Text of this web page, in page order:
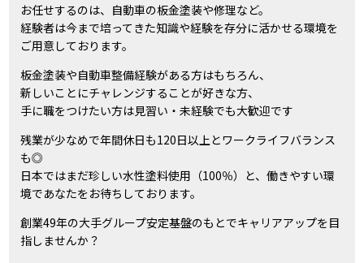
お任せするのは、自動車の板金塗装や修理など。
経験者は今まで培ってきた知識や経験を存分に活かせる環境を
ご用意しております。
板金塗装や自動車整備経験がある方はもちろん、
新しいことにチャレンジすることが好きな方、
手に職をつけたい方は見習い・未経験でも大歓迎です
残業が少なめで年間休日も120日以上とワークライフバランス
も◎
日本ではまだ珍しい水性塗料使用（100％）と、働きやすい環
境であなたをお待ちしております。
創業49年の大手グループ安定基盤のもとでキャリアアップを目
指しませんか？